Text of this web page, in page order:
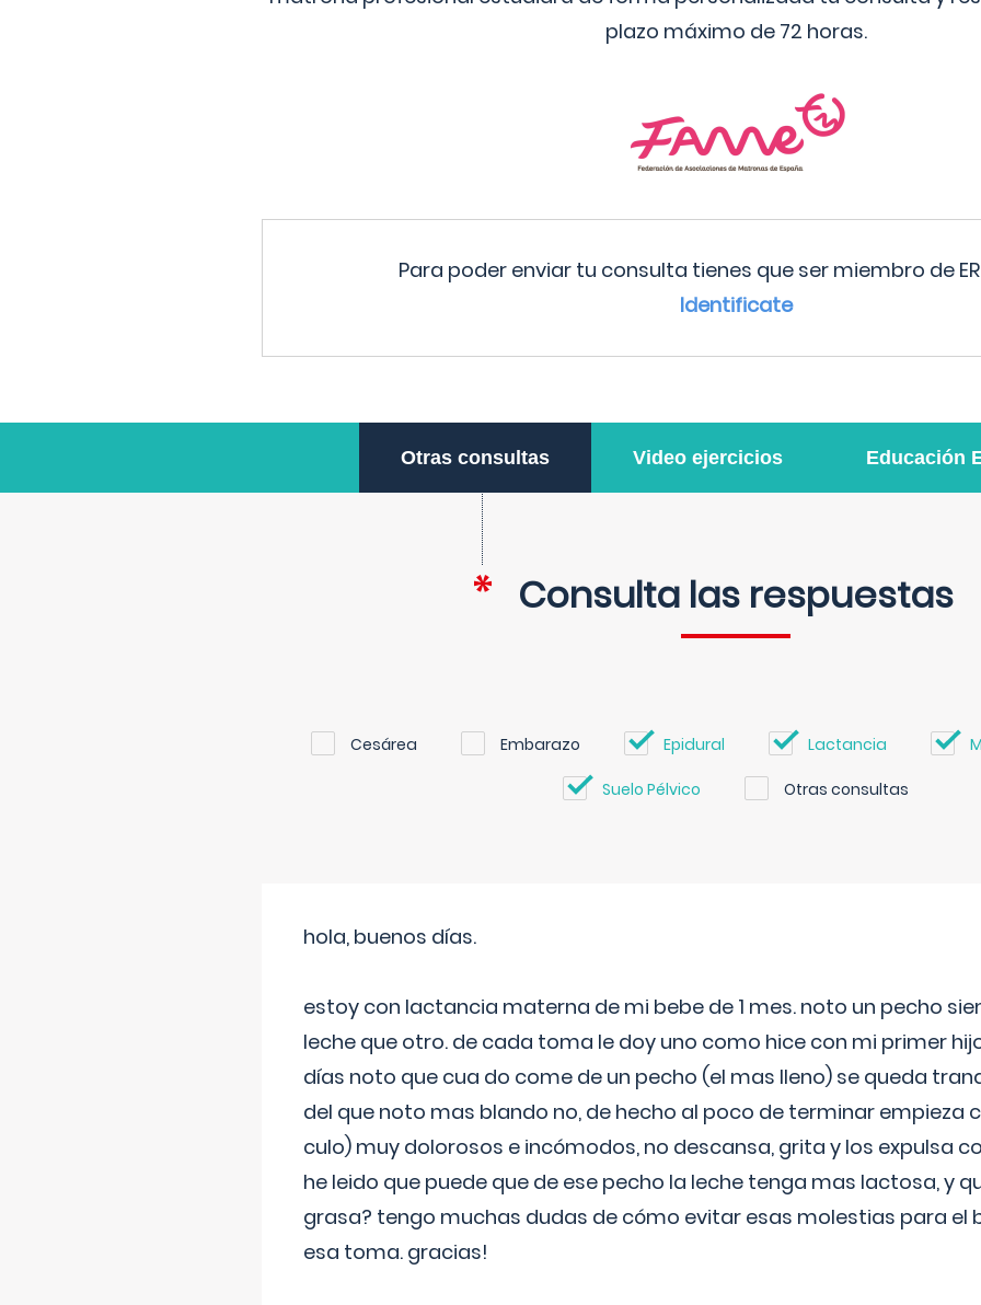
plazo máximo de 72 horas.
Para poder enviar tu consulta tienes que ser miembro de
Identificate
Otras consultas Video ejercicios Educación
Consulta las respuestas
Cesárea Embarazo Epidural Lactancia
Suelo Pélvico Otras consultas
hola, buenos días.
estoy con lactancia materna de mi bebe de 1 mes. noto un pecho
leche que otro. de cada toma le doy uno como hice con mi primer
días noto que cua do come de un pecho (el mas lleno) se queda
del que noto mas blando no, de hecho al poco de terminar empieza
culo) muy dolorosos e incómodos, no descansa, grita y los expulsa
he leido que puede que de ese pecho la leche tenga mas lactosa, y
grasa? tengo muchas dudas de cómo evitar esas molestias para el
esa toma. gracias!